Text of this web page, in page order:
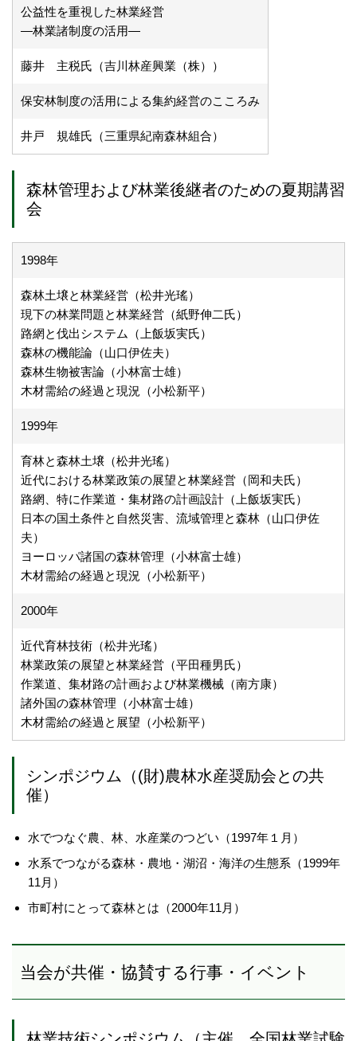
公益性を重視した林業経営
―林業諸制度の活用―
藤井 主税氏（吉川林産興業（株））
保安林制度の活用による集約経営のこころみ
井戸 規雄氏（三重県紀南森林組合）
森林管理および林業後継者のための夏期講習
会
1998年
森林土壌と林業経営（松井光瑤）
現下の林業問題と林業経営（紙野伸二氏）
路網と伐出システム（上飯坂実氏）
森林の機能論（山口伊佐夫）
森林生物被害論（小林富士雄）
木材需給の経過と現況（小松新平）
1999年
育林と森林土壌（松井光瑤）
近代における林業政策の展望と林業経営（岡和夫氏）
路網、特に作業道・集材路の計画設計（上飯坂実氏）
日本の国土条件と自然災害、流域管理と森林（山口伊佐
夫）
ヨーロッパ諸国の森林管理（小林富士雄）
木材需給の経過と現況（小松新平）
2000年
近代育林技術（松井光瑤）
林業政策の展望と林業経営（平田種男氏）
作業道、集材路の計画および林業機械（南方康）
諸外国の森林管理（小林富士雄）
木材需給の経過と展望（小松新平）
シンポジウム（(財)農林水産奨励会との共
催）
水でつなぐ農、林、水産業のつどい（1997年１月）
水系でつながる森林・農地・湖沼・海洋の生態系（1999年
11月）
市町村にとって森林とは（2000年11月）
当会が共催・協賛する行事・イベント